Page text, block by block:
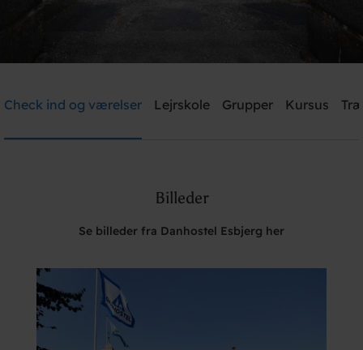
Brug for hjælp? Ring+45 7512 4258
Check ind og værelser Lejrskole Grupper Kursus
Billeder
Se billeder fra Danhostel Esbjerg her